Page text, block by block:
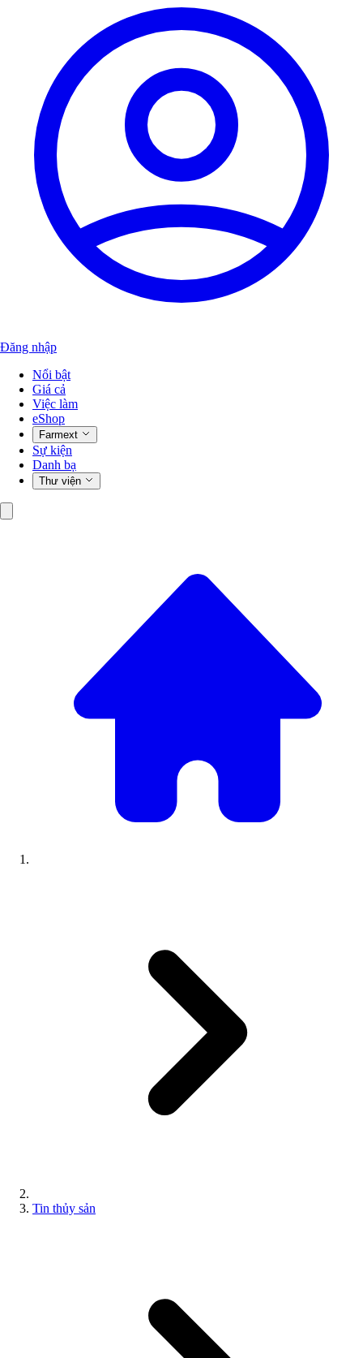
Đăng nhập
Nổi bật
Giá cả
Việc làm
eShop
Farmext
Sự kiện
Danh bạ
Thư viện
Tin thủy sản